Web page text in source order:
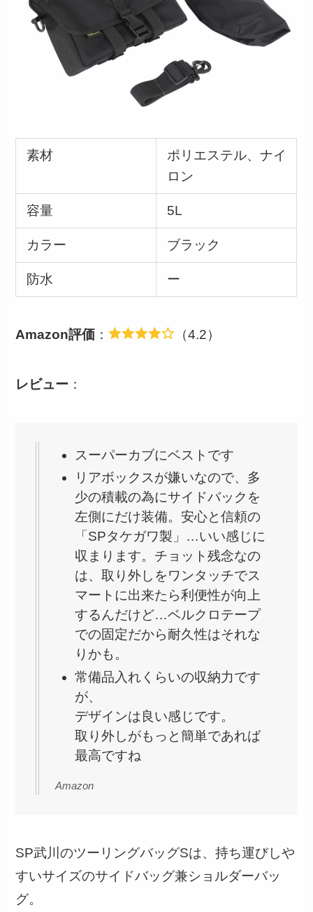
素材
ポリエステル、ナイ
ロン
容量 5L
カラー ブラック
防水 ー
Amazon評価 ： （4.2）
レビュー ：
スーパーカブにベストです
リアボックスが嫌いなので、多
少の積載の為にサイドバックを
左側にだけ装備。安心と信頼の
「SPタケガワ製」…いい感じに
収まります。チョット残念なの
は、取り外しをワンタッチでス
マートに出来たら利便性が向上
するんだけど…ベルクロテープ
での固定だから耐久性はそれな
りかも。
常備品入れくらいの収納力です
が、
デザインは良い感じです。
取り外しがもっと簡単であれば
最高ですね
Amazon
SP武川のツーリングバッグSは、持ち運びしや
すいサイズのサイドバッグ兼ショルダーバッ
グ。